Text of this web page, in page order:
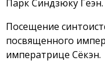
Парк Синдзюку Гёэн.
Посещение
посвященного
императрице Сёкэн.